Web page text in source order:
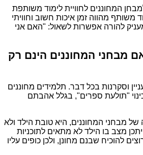
המחוננים לחוויית לימוד משותפת
משותף מהווה זמן איכות חשוב וחוויתי
להורה אפשרות לשאול: "האם אני
מבחני המחוננים הינם רק
וסקרנות בכל דבר. תלמידים מחוננים
"תולעת ספרים", בגלל אהבתם
מבחני המחוננים, היא טובת הילד ולא
מצב בו הילד לא מתאים לתוכניות
להוכיח שבנם מחונן, ולכן כופים עליו